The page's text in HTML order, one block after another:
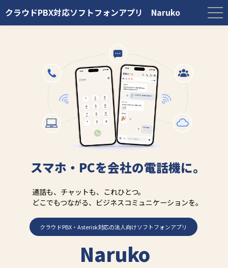
クラウドPBX対応ソフトフォンアプリ Naruko
クラウドPBX・Asterisk対応の法人向けソフトフォンアプリ
スマホ・PCを会社の電話機に。
Naruko
通話も、チャットも、これひとつ。
どこでもつながる、ビジネスコミュニケーションを。